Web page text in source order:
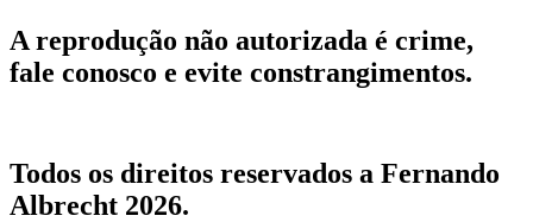
A reprodução não autorizada é crime,
fale conosco e evite constrangimentos.
Todos os direitos reservados a Fernando
Albrecht 2026.